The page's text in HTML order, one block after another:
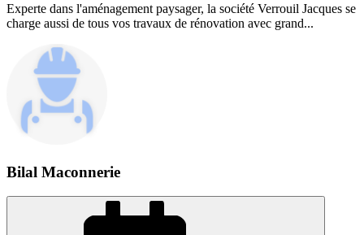
Experte dans l'aménagement paysager, la société Verrouil Jacques se
charge aussi de tous vos travaux de rénovation avec grand...
Bilal Maconnerie